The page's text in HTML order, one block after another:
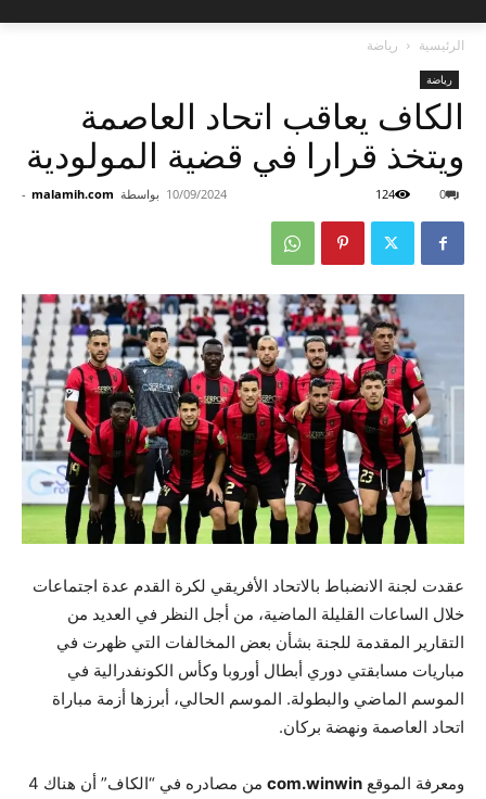
الرئيسية رياضة
رياضة
الكاف يعاقب اتحاد العاصمة
ويتخذ قرارا في قضية المولودية
بواسطة malamih.com
- 10/09/2024 0
124
عقدت لجنة الانضباط بالاتحاد الأفريقي لكرة القدم عدة اجتماعات
خلال الساعات القليلة الماضية، من أجل النظر في العديد من
التقارير المقدمة للجنة بشأن بعض المخالفات التي ظهرت في
مباريات مسابقتي دوري أبطال أوروبا وكأس الكونفدرالية في
الموسم الماضي والبطولة. الموسم الحالي، أبرزها أزمة مباراة
اتحاد العاصمة ونهضة بركان.
ومعرفة الموقع com.winwin
من مصادره في “الكاف” أن هناك 4